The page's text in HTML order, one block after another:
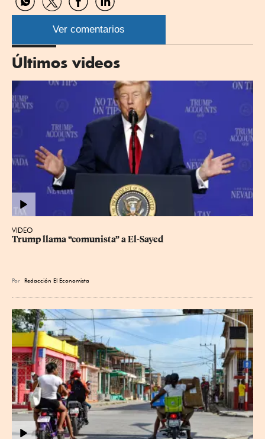
Compartir
por
WhatsApp
Compartir
por
Twitter
Compartir
por
Facebook
Compartir
por
Linkedin
Ver comentarios
Últimos videos
VIDEO
Trump llama “comunista” a El-Sayed
Por Redacción El Economista